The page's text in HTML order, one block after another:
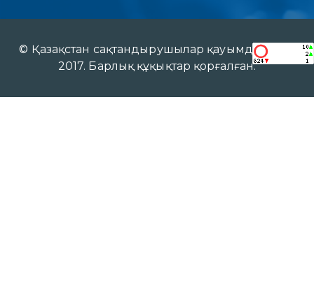
© Қазақстан сақтандырушылар қауымдастығы
2017. Барлық құқықтар қорғалған.